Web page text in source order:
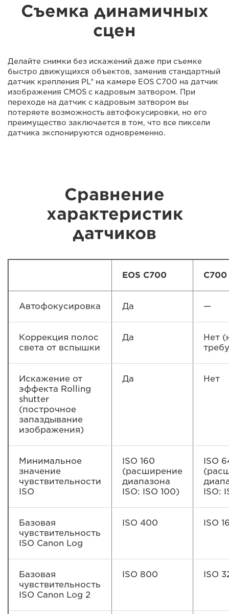
Съемка динамичных
сцен
Делайте снимки без искажений даже при съемке
быстро движущихся объектов, заменив стандартный
датчик крепления PL* на камере EOS C700 на датчик
изображения CMOS с кадровым затвором. При
переходе на датчик с кадровым затвором вы
потеряете возможность автофокусировки, но его
преимущество заключается в том, что все пиксели
датчика экспонируются одновременно.
Сравнение
характеристик
датчиков
EOS C700 C700
Автофокусировка Да —
Коррекция полос
света от вспышки
Да
Нет
Искажение от
эффекта Rolling
shutter
(построчное
запаздывание
изображения)
Да Нет
Минимальное
значение
чувствительности
ISO
ISO 160
(расширение
диапазона
ISO: ISO 100)
ISO
ISO:
Базовая
чувствительность
ISO Canon Log
ISO 400 ISO
Базовая
чувствительность
ISO Canon Log 2
ISO 800 ISO